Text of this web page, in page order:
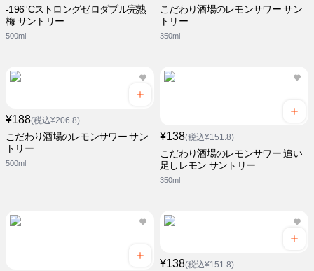
-196°Cストロングゼロダブル完熟
梅 サントリー
500ml
こだわり酒場のレモンサワー サン
トリー
350ml
¥188(税込¥206.8)
こだわり酒場のレモンサワー サン
トリー
500ml
¥138(税込¥151.8)
こだわり酒場のレモンサワー 追い
足しレモン サントリー
350ml
¥138(税込¥151.8)